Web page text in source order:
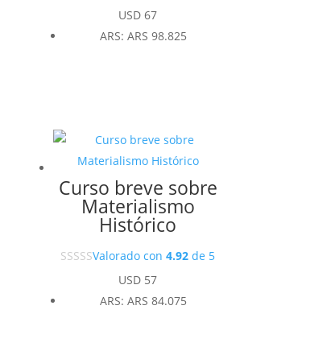
USD 67
ARS:ARS 98.825
Curso breve sobre
Materialismo
Histórico
Valorado con4.92 de 5
USD 57
ARS:ARS 84.075